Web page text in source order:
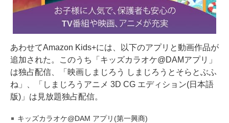
あわせてAmazon Kids+には、以下のアプリと動画作品が
追加された。このうち「キッズカラオケ@DAMアプリ」
は独占配信、「映画しまじろう しまじろうとそらとぶふ
ね」、「しまじろうアニメ 3D CG エディション(日本語
版)」は見放題独占配信。
キッズカラオケ@DAM アプリ(第一興商)